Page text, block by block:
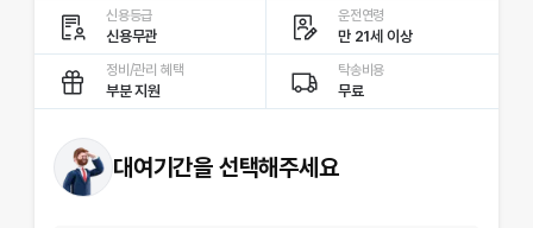
신용등급
신용무관
운전연령
만 21세 이상
정비/관리 혜택
부분 지원
탁송비용
무료
대여기간을 선택해주세요